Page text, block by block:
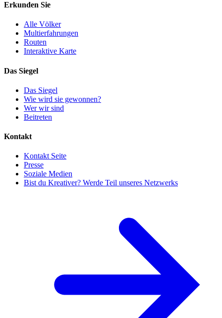
Erkunden Sie
Alle Völker
Multierfahrungen
Routen
Interaktive Karte
Das Siegel
Das Siegel
Wie wird sie gewonnen?
Wer wir sind
Beitreten
Kontakt
Kontakt Seite
Presse
Soziale Medien
Bist du Kreativer? Werde Teil unseres Netzwerks